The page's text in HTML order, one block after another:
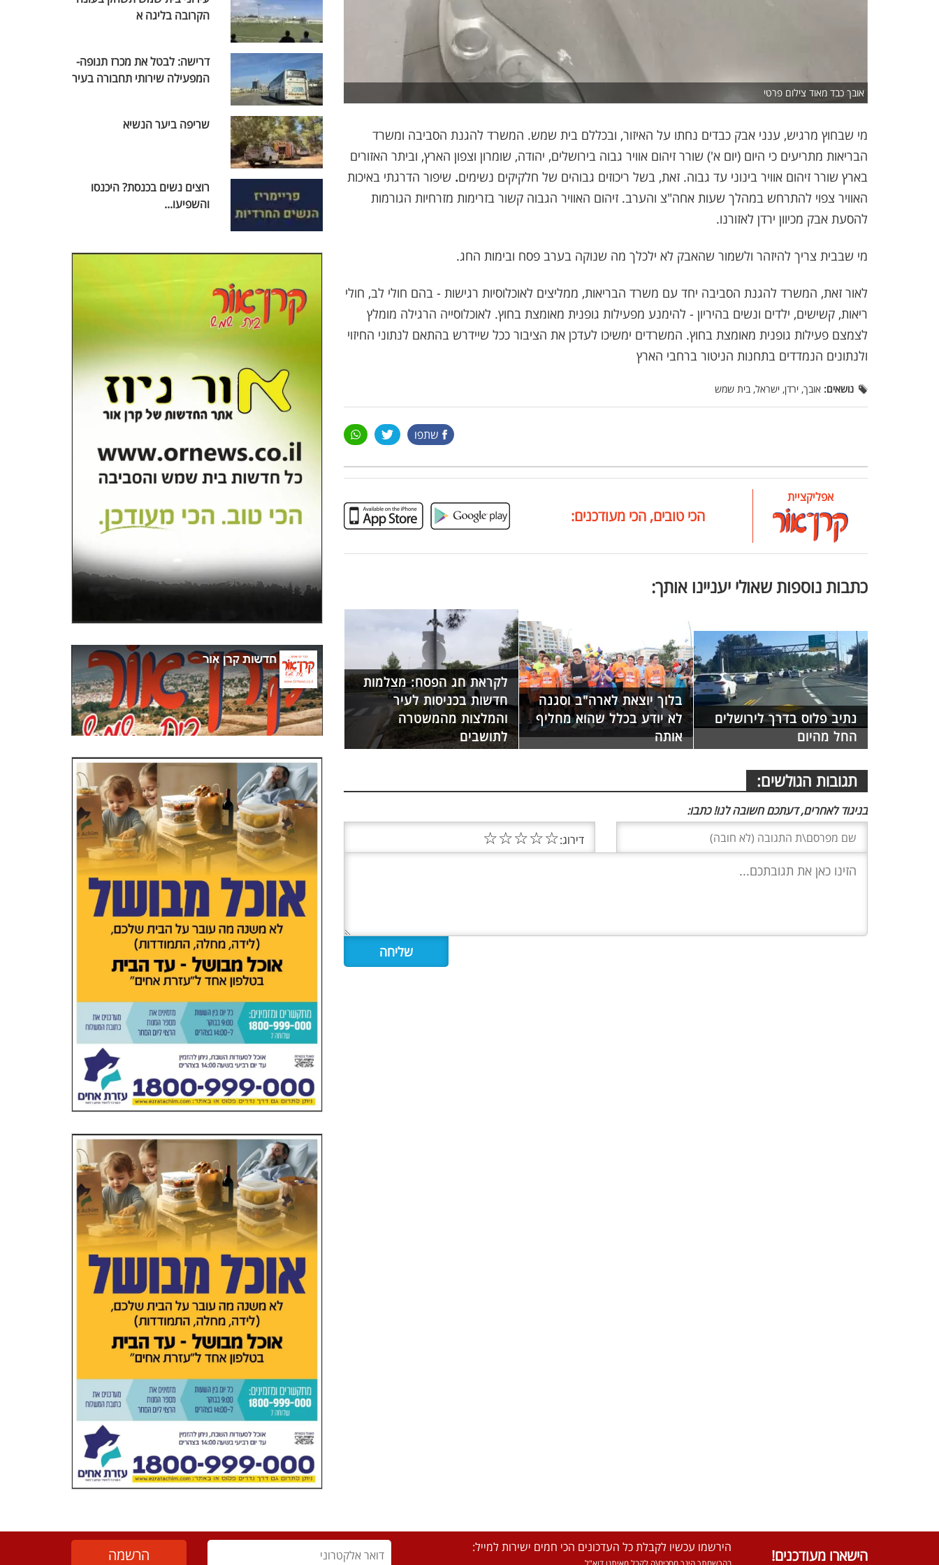
אובך כבד מאוד צילום פרטי
מי שבחוץ מרגיש, ענני אבק כבדים נחתו על האיזור, ובכללם בית שמש. המשרד להגנת הסביבה ומשרד
הבריאות מתריעים כי היום (יום א') שורר זיהום אוויר גבוה בירושלים, יהודה, שומרון וצפון הארץ, וביתר האזורים
בארץ שורר זיהום אוויר בינוני עד גבוה. זאת, בשל ריכוזים גבוהים של חלקיקים נשימים. שיפור הדרגתי באיכות
האוויר צפוי להתרחש במהלך שעות אחה"צ והערב. זיהום האוויר הגבוה קשור בזרימות מזרחיות הגורמות
להסעת אבק מכיוון ירדן לאזורנו.
מי שבבית צריך להיזהר ולשמור שהאבק לא ילכלך מה שנוקה בערב פסח ובימות החג.
לאור זאת, המשרד להגנת הסביבה יחד עם משרד הבריאות, ממליצים לאוכלוסיות רגישות - בהם חולי לב, חולי
ריאות, קשישים, ילדים ונשים בהיריון - להימנע מפעילות גופנית מאומצת בחוץ. לאוכלוסייה הרגילה מומלץ
לצמצם פעילות גופנית מאומצת בחוץ. המשרדים ימשיכו לעדכן את הציבור ככל שיידרש בהתאם לנתוני החיזוי
ולנתונים הנמדדים בתחנות הניטור ברחבי הארץ
נושאים: אובך, ירדן, ישראל, בית שמש
שתפו
אפליקציית
הכי טובים, הכי מעודכנים:
כתבות נוספות שאולי יעניינו אותך:
נתיב פלוס בדרך לירושלים
החל מהיום
בלוך יוצאת לארה"ב וסגנה
לא יודע בכלל שהוא מחליף
אותה
לקראת חג הפסח: מצלמות
חדשות בכניסות לעיר
והמלצות מהמשטרה
לתושבים
תגובות הגולשים:
בניגוד לאחרים, דעתכם חשובה לנו! כתבו:
דירוג:☆
☆
☆
☆
☆
הקרובה בליגה א
דרישה: לבטל את מכרז תנופה-
המפעילה שירותי תחבורה בעיר
שריפה ביער הנשיא
רוצים נשים בכנסת? היכנסו
והשפיעו...
הישארו מעודכנים! הירשמו עכשיו לקבלת כל העדכונים הכי חמים ישירות למייל: